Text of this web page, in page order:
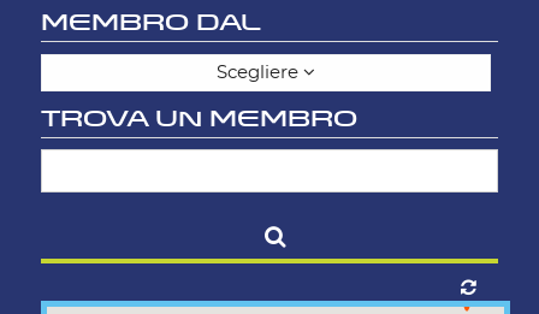
MEMBRO DAL
Scegliere
TROVA UN MEMBRO